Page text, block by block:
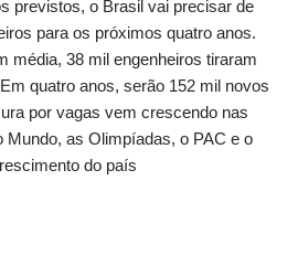
previstos, o Brasil vai precisar de
para os próximos quatro anos.
média, 38 mil engenheiros tiraram
quatro anos, serão 152 mil novos
por vagas vem crescendo nas
Mundo, as Olimpíadas, o PAC e o
do país